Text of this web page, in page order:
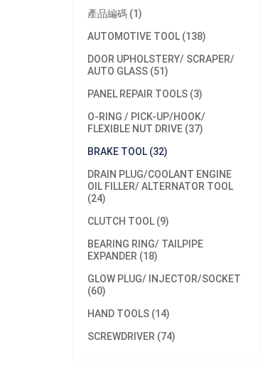
產品編碼 (1)
AUTOMOTIVE TOOL (138)
DOOR UPHOLSTERY/ SCRAPER/
AUTO GLASS (51)
PANEL REPAIR TOOLS (3)
O-RING / PICK-UP/HOOK/
FLEXIBLE NUT DRIVE (37)
BRAKE TOOL (32)
DRAIN PLUG/COOLANT ENGINE
OIL FILLER/ ALTERNATOR TOOL
(24)
CLUTCH TOOL (9)
BEARING RING/ TAILPIPE
EXPANDER (18)
GLOW PLUG/ INJECTOR/SOCKET
(60)
HAND TOOLS (14)
SCREWDRIVER (74)